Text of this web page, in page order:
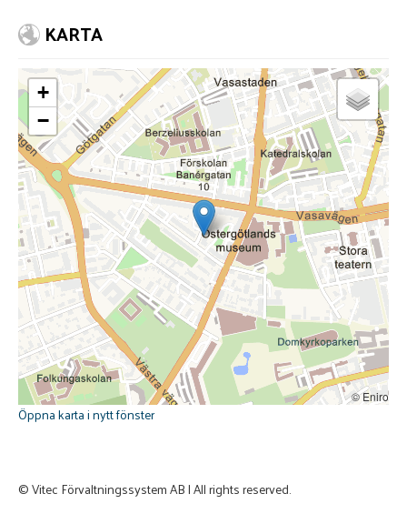
KARTA
© Eniro
+
−
Öppna karta i nytt fönster
© Vitec Förvaltningssystem AB | All rights reserved.